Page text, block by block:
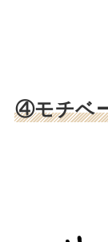
④モチベ